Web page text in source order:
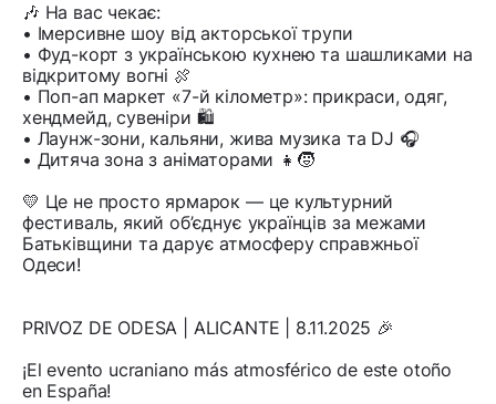
🎶 На вас чекає:
• Імерсивне шоу від акторської трупи
• Фуд-корт з українською кухнею та шашликами на
відкритому вогні 🍖
• Поп-ап маркет «7-й кілометр»: прикраси, одяг,
хендмейд, сувеніри 🛍️
• Лаунж-зони, кальяни, жива музика та DJ 🎧
• Дитяча зона з аніматорами 👧🧒
💛 Це не просто ярмарок — це культурний
фестиваль, який об’єднує українців за межами
Батьківщини та дарує атмосферу справжньої
Одеси!
PRIVOZ DE ODESA | ALICANTE | 8.11.2025 🎉
¡El evento ucraniano más atmosférico de este otoño
en España!